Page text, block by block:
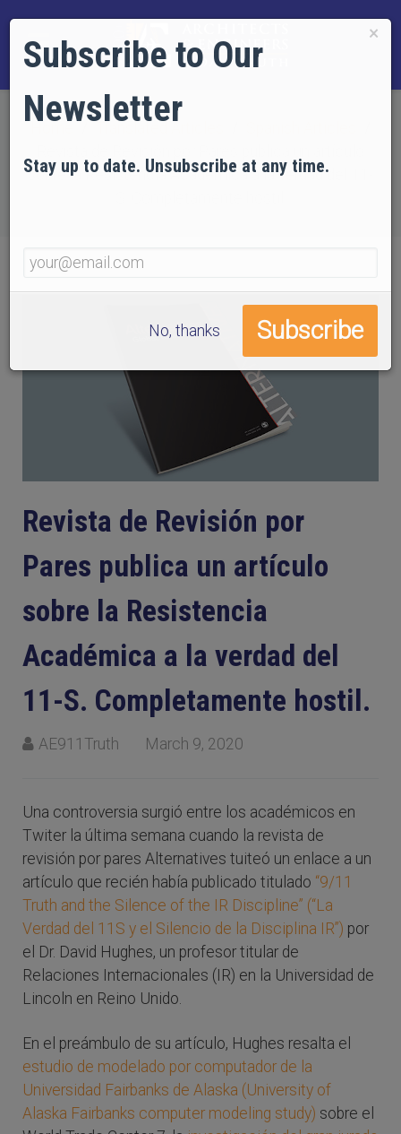
sobre la Resistencia Académica a la verdad del 11-
Revista de Revisión por
Pares publica un artículo
sobre la Resistencia
Académica a la verdad del
11-S. Completamente hostil.
AE911Truth March 9, 2020
Una controversia surgió entre los académicos en
Twiter la última semana cuando la revista de
revisión por pares Alternatives tuiteó un enlace a un
artículo que recién había publicado titulado “9/11
Truth and the Silence of the IR Discipline” (“La
Verdad del 11S y el Silencio de la Disciplina IR”) por
el Dr. David Hughes, un profesor titular de
Relaciones Internacionales (IR) en la Universidad de
Lincoln en Reino Unido.
En el preámbulo de su artículo, Hughes resalta el
estudio de modelado por computador de la
Universidad Fairbanks de Alaska (University of
Alaska Fairbanks computer modeling study) sobre el
×
Subscribe to Our
Newsletter
Stay up to date. Unsubscribe at any time.
No, thanks